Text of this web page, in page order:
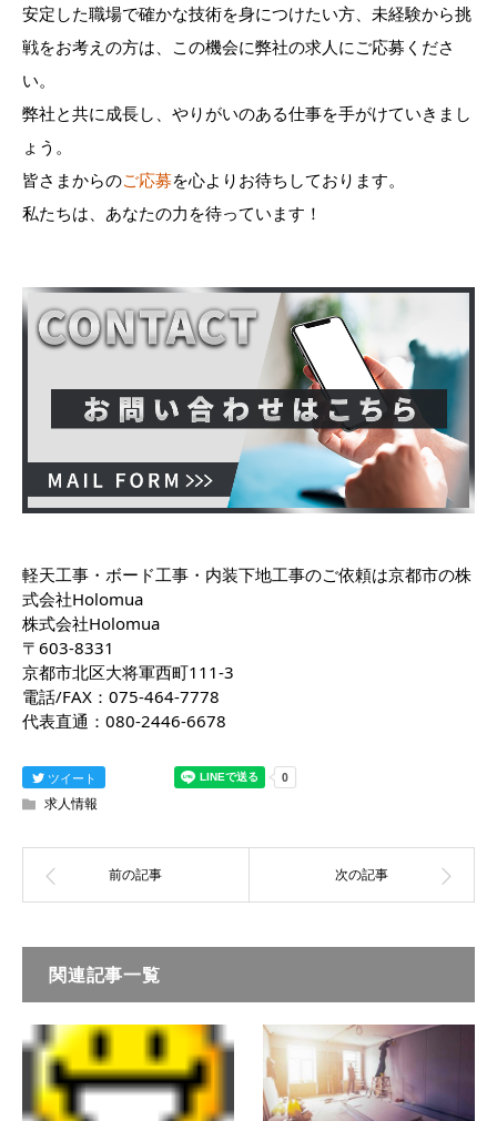
安定した職場で確かな技術を身につけたい方、未経験から挑
戦をお考えの方は、この機会に弊社の求人にご応募くださ
い。
弊社と共に成長し、やりがいのある仕事を手がけていきまし
ょう。
皆さまからのご応募を心よりお待ちしております。
私たちは、あなたの力を待っています！
軽天工事・ボード工事・内装下地工事のご依頼は京都市の株
式会社Holomua
株式会社Holomua
〒603-8331
京都市北区大将軍西町111-3
電話/FAX：075-464-7778
代表直通：080-2446-6678
ツイート
求人情報
関連記事一覧